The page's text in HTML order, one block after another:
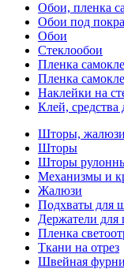
Обои, пленка
Обои под
Обои
Стеклообои
Пленка
Пленка
Наклейки на
Клей, средства
Шторы, жалюзи
Шторы
Шторы
Механизмы и
Жалюзи
Подхваты для
Держатели для
Пленка
Ткани на отрез
Швейная